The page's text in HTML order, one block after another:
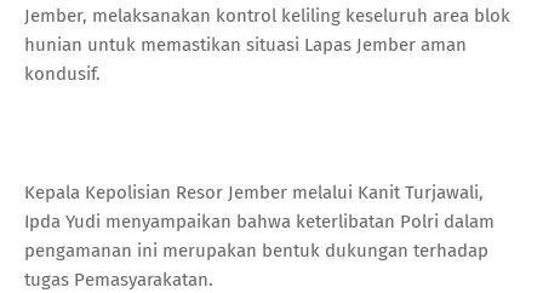
Jember, melaksanakan kontrol keliling keseluruh area blok
hunian untuk memastikan situasi Lapas Jember aman
kondusif.
Kepala Kepolisian Resor Jember melalui Kanit Turjawali,
Ipda Yudi menyampaikan bahwa keterlibatan Polri dalam
pengamanan ini merupakan bentuk dukungan terhadap
tugas Pemasyarakatan.